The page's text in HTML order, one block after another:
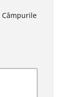
Câmpurile